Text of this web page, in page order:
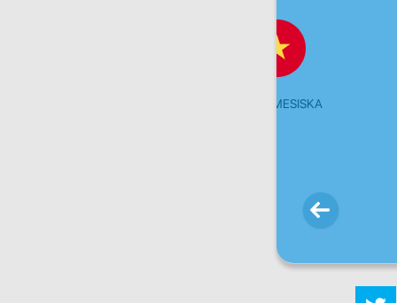
VIETNAMESISKA